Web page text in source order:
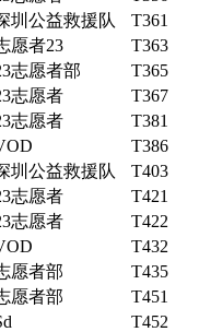
圳公益救援队
T361
愿者23
T363
志愿者部
T365
志愿者
T367
志愿者
T381
T386
圳公益救援队
T403
志愿者
T421
志愿者
T422
T432
愿者部
T435
愿者部
T451
T452